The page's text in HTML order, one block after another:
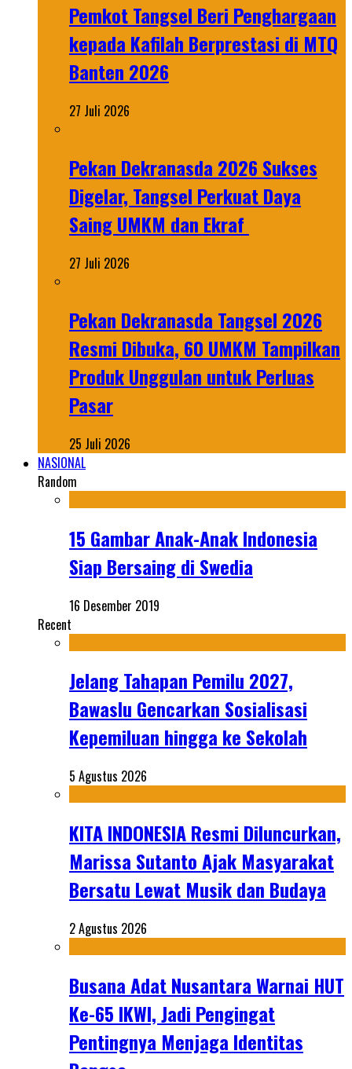
Pemkot Tangsel Beri Penghargaan
kepada Kafilah Berprestasi di MTQ
Banten 2026
27 Juli 2026
Pekan Dekranasda 2026 Sukses
Digelar, Tangsel Perkuat Daya
Saing UMKM dan Ekraf
27 Juli 2026
Pekan Dekranasda Tangsel 2026
Resmi Dibuka, 60 UMKM Tampilkan
Produk Unggulan untuk Perluas
Pasar
25 Juli 2026
NASIONAL
Random
15 Gambar Anak-Anak Indonesia
Siap Bersaing di Swedia
16 Desember 2019
Recent
Jelang Tahapan Pemilu 2027,
Bawaslu Gencarkan Sosialisasi
Kepemiluan hingga ke Sekolah
5 Agustus 2026
KITA INDONESIA Resmi Diluncurkan,
Marissa Sutanto Ajak Masyarakat
Bersatu Lewat Musik dan Budaya
2 Agustus 2026
Busana Adat Nusantara Warnai HUT
Ke-65 IKWI, Jadi Pengingat
Pentingnya Menjaga Identitas